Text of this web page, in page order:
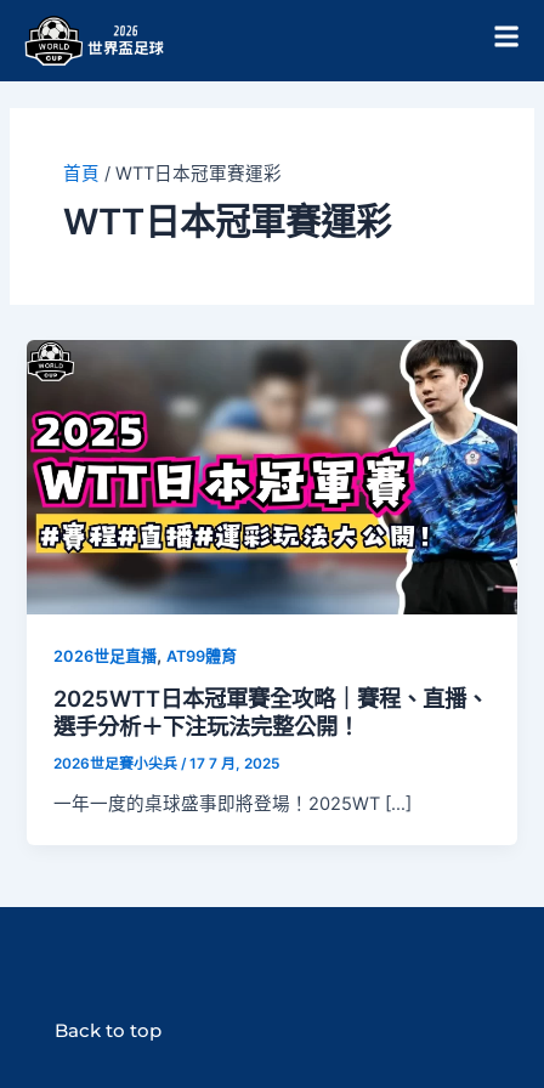
首頁 / WTT日本冠軍賽運彩
WTT日本冠軍賽運彩
2026世足直播,AT99體育
2025WTT日本冠軍賽全攻略｜賽程、直播、
選手分析＋下注玩法完整公開！
2026世足賽小尖兵/17 7 月, 2025
一年一度的桌球盛事即將登場！2025WT […]
Back to top